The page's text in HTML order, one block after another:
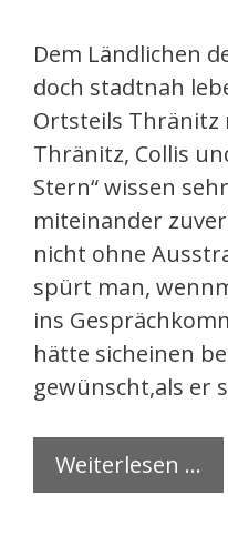
Dem Ländlichen
doch stadtnah
Ortsteils Thränitz
Thränitz, Collis
Stern“ wissen
miteinander
nicht ohne
spürt man,
ins
hätte sicheinen
gewünscht,als er
Weiterlesen …